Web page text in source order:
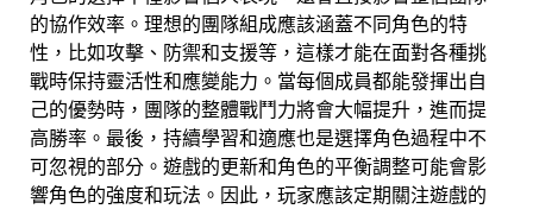
的協作效率。理想的團隊組成應該涵蓋不同角色的特
性，比如攻擊、防禦和支援等，這樣才能在面對各種挑
戰時保持靈活性和應變能力。當每個成員都能發揮出自
己的優勢時，團隊的整體戰鬥力將會大幅提升，進而提
高勝率。最後，持續學習和適應也是選擇角色過程中不
可忽視的部分。遊戲的更新和角色的平衡調整可能會影
響角色的強度和玩法。因此，玩家應該定期關注遊戲的